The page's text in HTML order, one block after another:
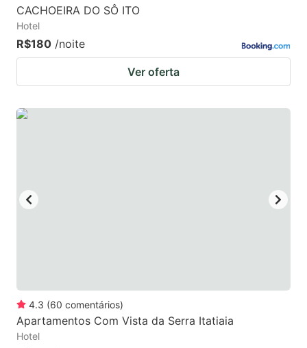
CACHOEIRA DO SÔ ITO
Hotel
R$180 /noite
Ver oferta
4.3 (60 comentários)
Apartamentos Com Vista da Serra Itatiaia
Hotel